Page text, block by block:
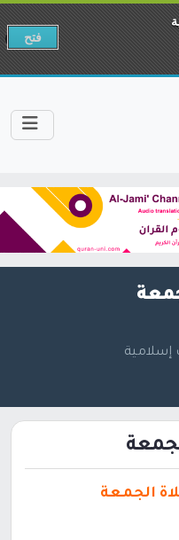
إسلامية
الجمعة
فتح